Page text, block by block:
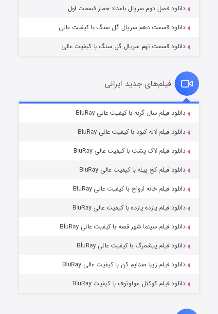
قسمت۶ (زیرنویس) منتشر شد
دانلود فصل دوم سریال بامداد خمار قسمت اول
دانلود قسمت دهم سریال گل سنگ با کیفیت عالی
دانلود قسمت نهم سریال گل سنگ با کیفیت عالی
فیلم‌های جدید ایرانی
دانلود فیلم سال گربه با کیفیت عالی BluRay
دانلود فیلم لاله کبود با کیفیت عالی BluRay
دانلود فیلم لاک پشت با کیفیت عالی BluRay
دانلود فیلم کج‌ پیله با کیفیت عالی BluRay
دانلود فیلم خانه ارواح با کیفیت عالی BluRay
دانلود فیلم یازده یازده با کیفیت عالی BluRay
دانلود فیلم سینما شهر قصه با کیفیت عالی BluRay
دانلود فیلم پیشمرگ با کیفیت عالی BluRay
دانلود فیلم زیبا صدایم کن با کیفیت عالی BluRay
دانلود فیلم کوکتل مولوتوف با کیفیت BluRay